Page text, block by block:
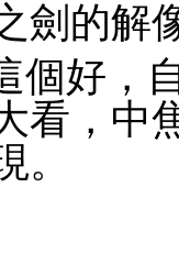
劍的解
個好，
看，中
。